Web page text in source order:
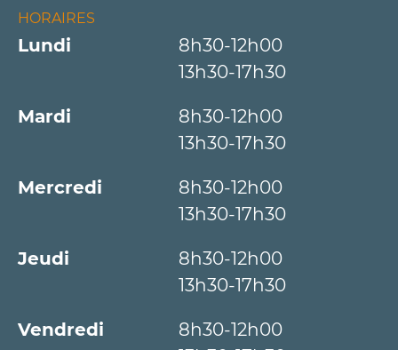
HORAIRES
Lundi
8h30-12h00
13h30-17h30
Mardi
8h30-12h00
13h30-17h30
Mercredi
8h30-12h00
13h30-17h30
Jeudi
8h30-12h00
13h30-17h30
Vendredi
8h30-12h00